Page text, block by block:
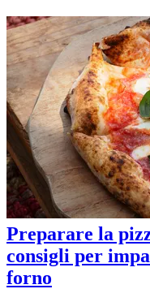
Preparare la
consigli per
forno